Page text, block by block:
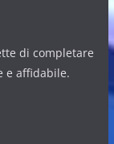
di completare
e affidabile.